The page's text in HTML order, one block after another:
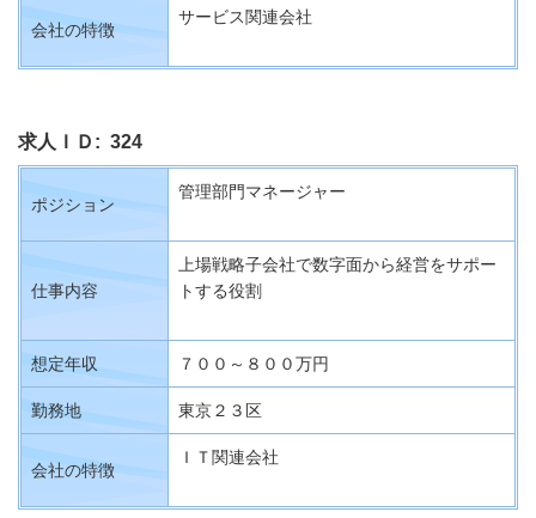
会社の特徴
サービス関連会社
求人ＩＤ: 324
ポジション
管理部門マネージャー
仕事内容
上場戦略子会社で数字面から経営をサポー
トする役割
想定年収 ７００～８００万円
勤務地 東京２３区
会社の特徴
ＩＴ関連会社